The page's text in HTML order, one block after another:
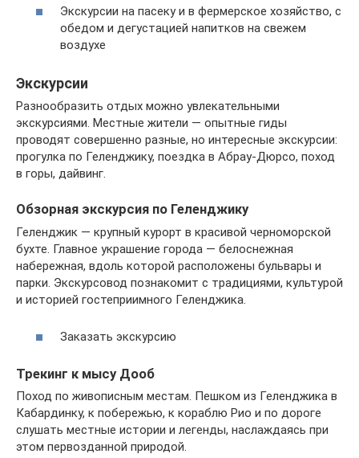
Экскурсии на пасеку и в фермерское хозяйство, с
обедом и дегустацией напитков на свежем
воздухе
Экскурсии
Разнообразить отдых можно увлекательными
экскурсиями. Местные жители — опытные гиды
проводят совершенно разные, но интересные экскурсии:
прогулка по Геленджику, поездка в Абрау-Дюрсо, поход
в горы, дайвинг.
Обзорная экскурсия по Геленджику
Геленджик — крупный курорт в красивой черноморской
бухте. Главное украшение города — белоснежная
набережная, вдоль которой расположены бульвары и
парки. Экскурсовод познакомит с традициями, культурой
и историей гостеприимного Геленджика.
Заказать экскурсию
Трекинг к мысу Дооб
Поход по живописным местам. Пешком из Геленджика в
Кабардинку, к побережью, к кораблю Рио и по дороге
слушать местные истории и легенды, наслаждаясь при
этом первозданной природой.